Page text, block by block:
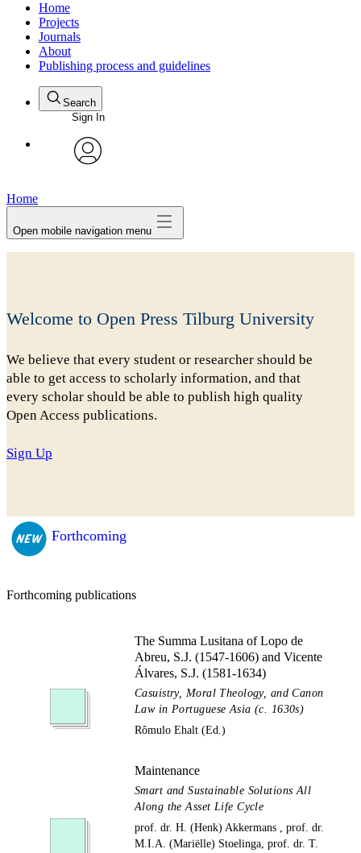
Home
Projects
Journals
About
Publishing process and guidelines
Search
Sign In
Home
Open mobile navigation menu
Welcome to Open Press Tilburg University
We believe that every student or researcher should be
able to get access to scholarly information, and that
every scholar should be able to publish high quality
Open Access publications.
Sign Up
Forthcoming
Forthcoming publications
The Summa Lusitana of Lopo de
Abreu, S.J. (1547-1606) and Vicente
Álvares, S.J. (1581-1634)
Casuistry, Moral Theology, and Canon
Law in Portuguese Asia (c. 1630s)
Rômulo Ehalt (Ed.)
Maintenance
Smart and Sustainable Solutions All
Along the Asset Life Cycle
prof. dr. H. (Henk) Akkermans , prof. dr.
M.I.A. (Mariëlle) Stoelinga, prof. dr. T.